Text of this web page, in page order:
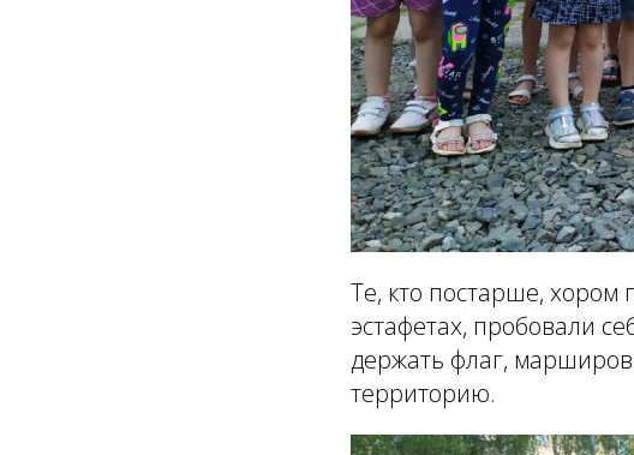
Те, кто постарше,
эстафетах, пробовали
держать флаг,
территорию.